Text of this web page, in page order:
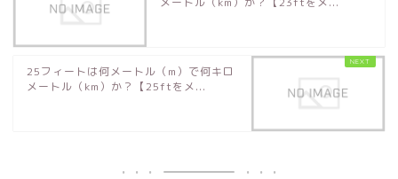
25フィートは何メートル（m）で何キロ
メートル（km）か？【25ftをメ...